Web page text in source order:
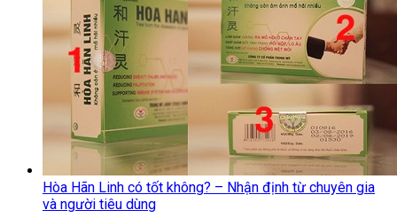
Hòa Hãn Linh có tốt không? – Nhận định từ chuyên gia
và người tiêu dùng